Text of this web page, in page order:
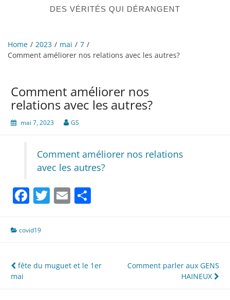
DES VÉRITÉS QUI DÉRANGENT
Home 2023 mai
7
Comment améliorer nos relations avec les autres?
Comment améliorer nos
relations avec les autres?
mai 7, 2023 GS
Comment améliorer nos relations
avec les autres?
Facebook
Twitter
Email
covid19
Navigation
de
fête du muguet et le 1er
mai
Comment parler aux GENS
HAINEUX